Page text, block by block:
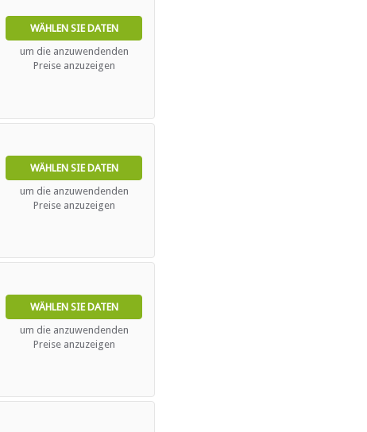
WÄHLEN SIE DATEN
um die anzuwendenden
Preise anzuzeigen
WÄHLEN SIE DATEN
um die anzuwendenden
Preise anzuzeigen
WÄHLEN SIE DATEN
um die anzuwendenden
Preise anzuzeigen